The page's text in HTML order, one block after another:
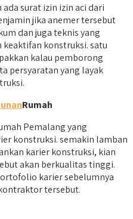
surat izin izin aci dari
jika anemer tersebut
dan juga teknis yang
konstruksi. satu
kalau pemborong
persyaratan yang layak
Rumah
Pemalang yang
konstruksi. semakin lamban
karier konstruksi, kian
akan berkualitas tinggi.
karier sebelumnya
tersebut.